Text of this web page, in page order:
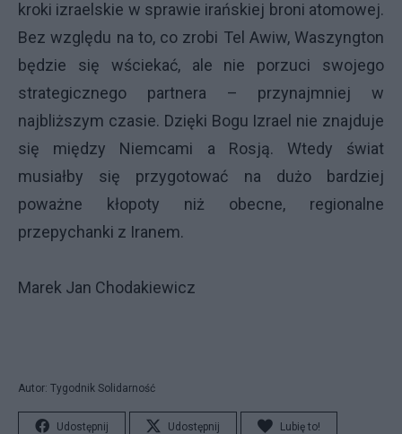
kroki izraelskie w sprawie irańskiej broni atomowej.
Bez względu na to, co zrobi Tel Awiw, Waszyngton
będzie się wściekać, ale nie porzuci swojego
strategicznego partnera – przynajmniej w
najbliższym czasie. Dzięki Bogu Izrael nie znajduje
się między Niemcami a Rosją. Wtedy świat
musiałby się przygotować na dużo bardziej
poważne kłopoty niż obecne, regionalne
przepychanki z Iranem.
Marek Jan Chodakiewicz
Autor: Tygodnik Solidarność
Udostępnij Udostępnij Lubię to!